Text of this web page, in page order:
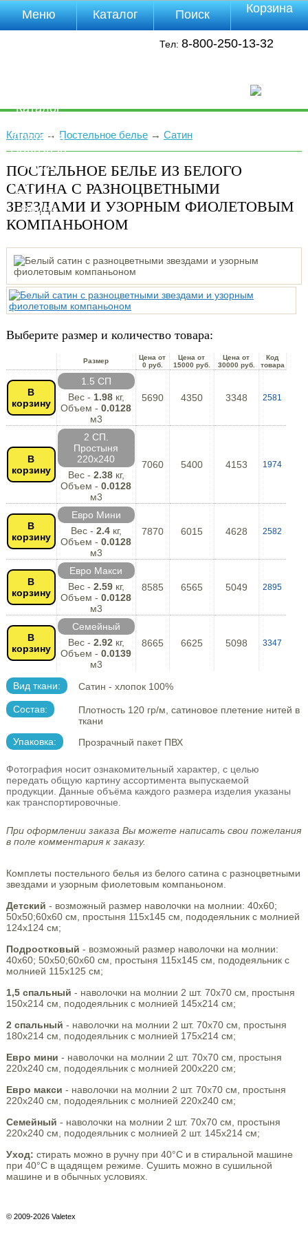
Тел: 8-800-250-13-32
Каталог→ Постельное белье→ Сатин
ПОСТЕЛЬНОЕ БЕЛЬЕ ИЗ БЕЛОГО
САТИНА С РАЗНОЦВЕТНЫМИ
ЗВЕЗДАМИ И УЗОРНЫМ ФИОЛЕТОВЫМ
КОМПАНЬОНОМ
Выберите размер и количество товара:
Размер
Цена от
0 руб.
Цена от
15000 руб.
Цена от
30000 руб.
Код
товара
В
корзину
1.5 СП
Вес - 1.98кг,
Объем -0.0128
м3
5690 4350 3348 2581
В
корзину
2 СП.
Простыня
220х240
Вес - 2.38кг,
Объем -0.0128
м3
7060 5400 4153 1974
В
корзину
Евро Мини
Вес - 2.4кг,
Объем -0.0128
м3
7870 6015 4628 2582
В
корзину
Евро Макси
Вес - 2.59кг,
Объем -0.0128
м3
8585 6565 5049 2895
В
корзину
Семейный
Вес - 2.92 кг,
Объем -0.0139
м3
8665 6625 5098 3347
Вид ткани: Сатин - хлопок 100%
Состав:
Плотность 120 гр/м, сатиновое плетение нитей в
ткани
Упаковка:
Прозрачный пакет ПВХ
Фотография носит ознакомительный характер, с целью
передать общую картину ассортимента выпускаемой
продукции. Данные объёма каждого размера изделия указаны
как транспортировочные.
При оформлении заказа Вы можете написать свои пожелания
в поле комментария к заказу.
Комплеты постельного белья из белого сатина с разноцветными
звездами и узорным фиолетовым компаньоном.
Детский - возможный размер наволочки на молнии: 40х60;
50х50;60х60 см, простыня 115х145 см, пододеяльник с молнией
124х124 см;
Подростковый - возможный размер наволочки на молнии:
40х60; 50х50;60х60 см, простыня 115х145 см, пододеяльник с
молнией 115х125 см;
1,5 спальный - наволочки на молнии 2 шт. 70х70 см, простыня
150х214 см, пододеяльник с молнией 145х214 см;
2 спальный - наволочки на молнии 2 шт. 70х70 см, простыня
180х214 см, пододеяльник с молнией 175х214 см;
Евро мини - наволочки на молнии 2 шт. 70х70 см, простыня
220х240 см, пододеяльник с молнией 200х220 см;
Евро макси - наволочки на молнии 2 шт. 70х70 см, простыня
220х240 см, пододеяльник с молнией 220х240 см;
Семейный - наволочки на молнии 2 шт. 70х70 см, простыня
220х240 см, пододеяльник с молнией 2 шт. 145х214 см;
Уход: стирать можно в ручну при 40°С и в стиральной машине
при 40°С в щадящем режиме. Сушить можно в сушильной
машине и в обычных условиях.
© 2009-2026 Valetex
Меню
Каталог
Доставка
Полезная
инфа
Магазины
Отзывы
Видео
Каталог Поиск Корзина